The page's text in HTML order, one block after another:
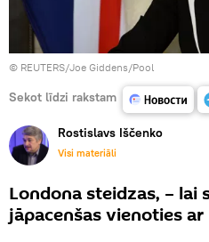
© REUTERS/Joe Giddens/Pool
Sekot līdzi rakstam
Rostislavs Iščenko
Visi materiāli
Londona steidzas, – lai
jāpacenšas vienoties